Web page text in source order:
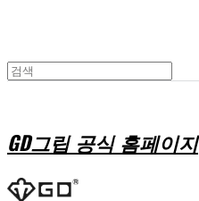
GD그립 공식 홈페이지